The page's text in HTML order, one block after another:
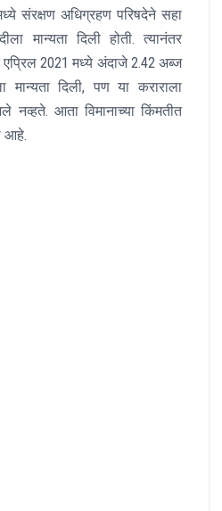
संरक्षण अधिग्रहण परिषदेने सहा
मान्यता दिली होती. त्यानंतर
एप्रिल 2021 मध्ये अंदाजे 2.42 अब्ज
मान्यता दिली, पण या कराराला
आता विमानाच्या किंमतीत
आहे.